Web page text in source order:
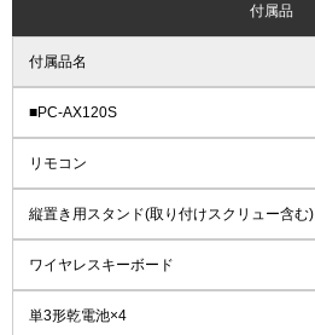
付属品
付属品名
■PC-AX120S
リモコン
縦置き用スタンド(取り付けスクリュー含む)
ワイヤレスキーボード
単3形乾電池×4